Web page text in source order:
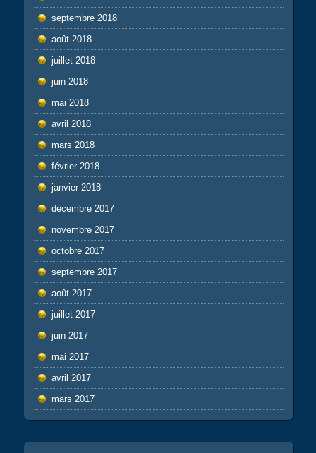
septembre 2018
août 2018
juillet 2018
juin 2018
mai 2018
avril 2018
mars 2018
février 2018
janvier 2018
décembre 2017
novembre 2017
octobre 2017
septembre 2017
août 2017
juillet 2017
juin 2017
mai 2017
avril 2017
mars 2017